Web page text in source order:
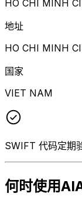
HO CHI MINH
地址
HO CHI MINH
国家
VIET NAM
SWIFT 代码定期
何时使用